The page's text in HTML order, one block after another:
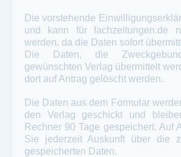
Die vorstehende
und kann fürfachzeitungen.de
werden, da die Daten sofort
Die Daten, die
gewünschten Verlag übermittelt
dort auf Antrag gelöscht werden.
Die Daten aus dem Formular
den Verlag geschickt und
Rechner 90 Tage gespeichert. Auf
Sie jederzeit Auskunft über die
gespeicherten Daten.